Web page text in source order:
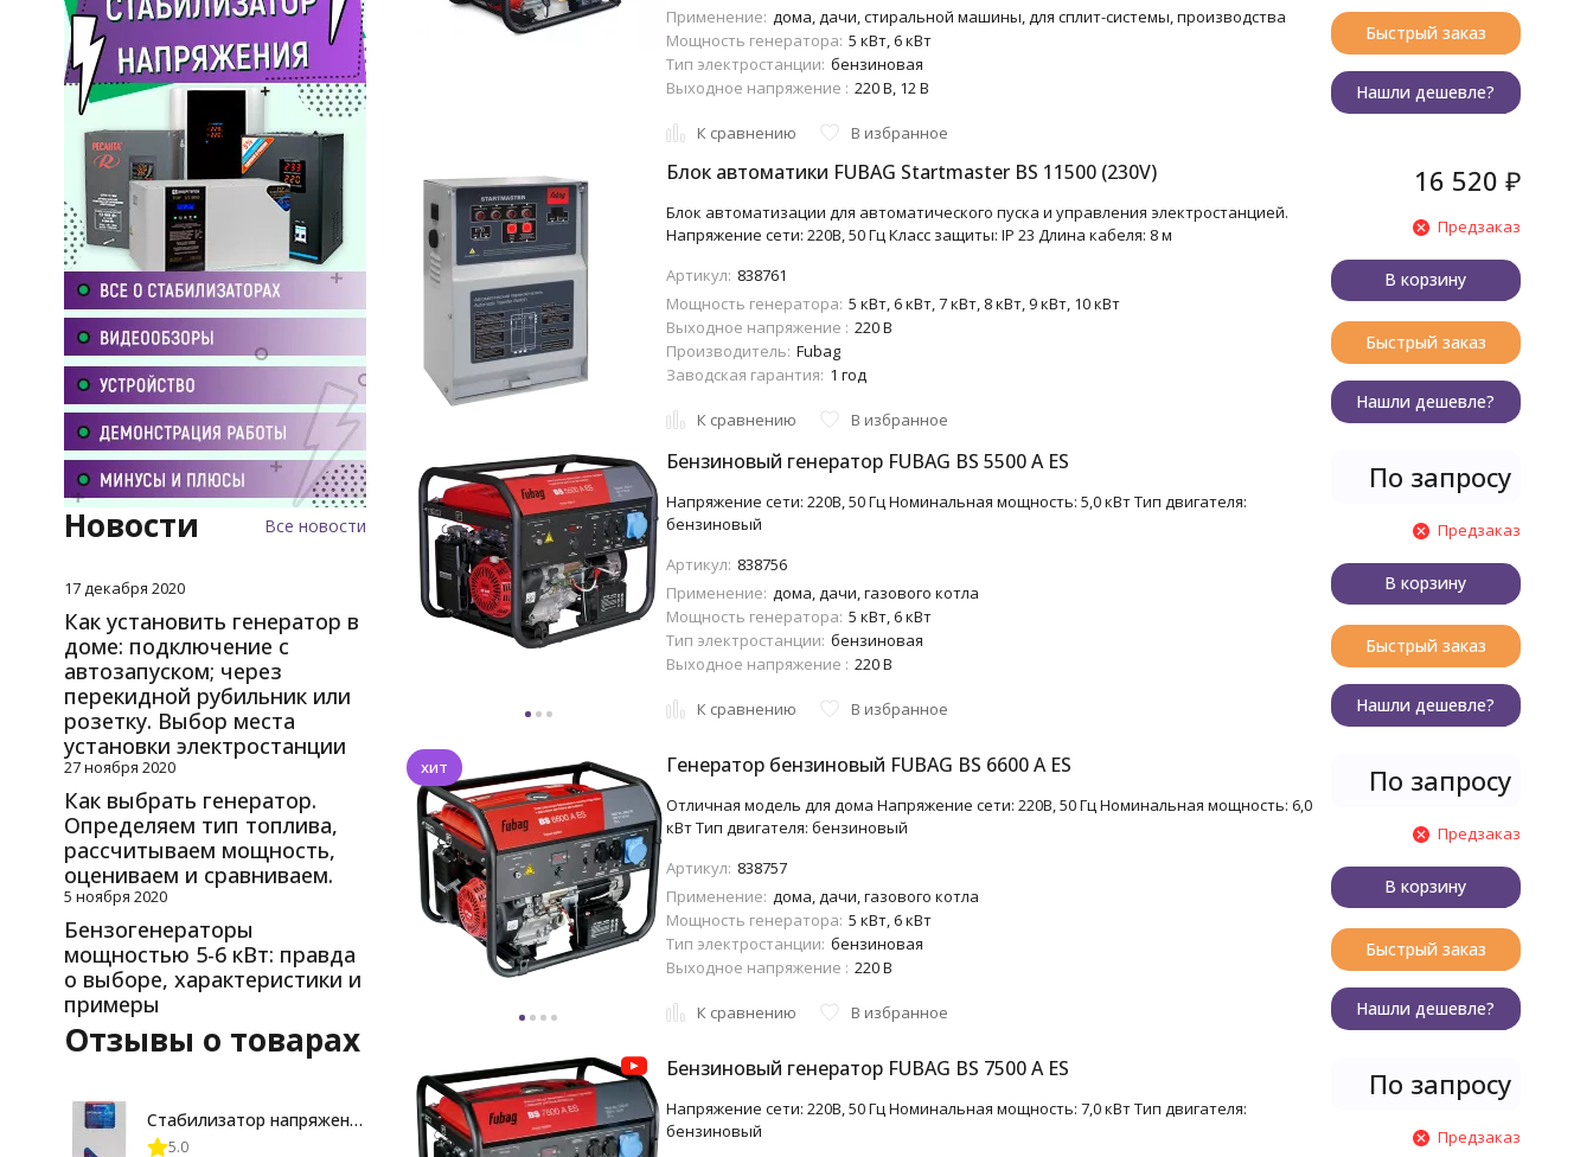
Применение: дома, дачи, стиральной машины, для сплит-системы, производства
Мощность генератора: 5 кВт, 6 кВт
Тип электростанции: бензиновая
Выходное напряжение : 220 В, 12 В
К сравнению В избранное
Быстрый заказ
Нашли дешевле?
Блок автоматики FUBAG Startmaster BS 11500 (230V)
Блок автоматизации для автоматического пуска и управления электростанцией.
Напряжение сети: 220В, 50 Гц Класс защиты: IP 23 Длина кабеля: 8 м
Артикул: 838761
Мощность генератора: 5 кВт, 6 кВт, 7 кВт, 8 кВт, 9 кВт, 10 кВт
Выходное напряжение : 220 В
Производитель: Fubag
Заводская гарантия: 1 год
К сравнению В избранное
16 520 ₽
Предзаказ
В корзину
Быстрый заказ
Нашли дешевле?
Бензиновый генератор FUBAG BS 5500 A ES
Напряжение сети: 220В, 50 Гц Номинальная мощность: 5,0 кВт Тип двигателя:
бензиновый
Артикул: 838756
Применение: дома, дачи, газового котла
Мощность генератора: 5 кВт, 6 кВт
Тип электростанции: бензиновая
Выходное напряжение : 220 В
К сравнению В избранное
По запросу
Предзаказ
В корзину
Быстрый заказ
Нашли дешевле?
хит Генератор бензиновый FUBAG BS 6600 A ES
Отличная модель для дома Напряжение сети: 220В, 50 Гц Номинальная мощность: 6,0
кВт Тип двигателя: бензиновый
Артикул: 838757
Применение: дома, дачи, газового котла
Мощность генератора: 5 кВт, 6 кВт
Тип электростанции: бензиновая
Выходное напряжение : 220 В
К сравнению В избранное
По запросу
Предзаказ
В корзину
Быстрый заказ
Нашли дешевле?
Бензиновый генератор FUBAG BS 7500 A ES
Напряжение сети: 220В, 50 Гц Номинальная мощность: 7,0 кВт Тип двигателя:
бензиновый
По запросу
Предзаказ
Новости Все новости
17 декабря 2020
Как установить генератор в
доме: подключение с
автозапуском; через
перекидной рубильник или
розетку. Выбор места
установки электростанции
27 ноября 2020
Как выбрать генератор.
Определяем тип топлива,
рассчитываем мощность,
оцениваем и сравниваем.
5 ноября 2020
Бензогенераторы
мощностью 5-6 кВт: правда
о выборе, характеристики и
примеры
Отзывы о товарах
Стабилизатор напряжения Энерготех OPTIMUM+ 12000
5.0